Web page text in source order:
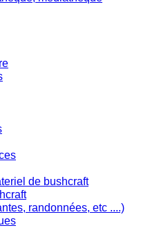
de bushcraft
randonnées, etc ....)